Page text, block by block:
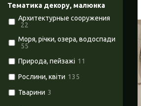
Тематика декору, малюнка
Архитектурные сооружения
22
Моря, річки, озера, водоспади
55
Природа, пейзажі 11
Рослини, квіти 135
Тварини 3